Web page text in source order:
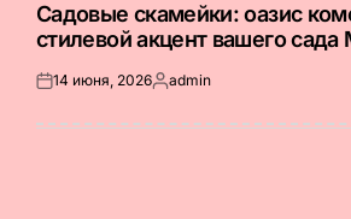
Садовые скамейки: оазис
стилевой акцент вашего сада
Опубликовано
14 июня, 2026Запись
admin